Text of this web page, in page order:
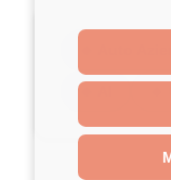
Lavorerai a
sarà il team
🔹 Auto